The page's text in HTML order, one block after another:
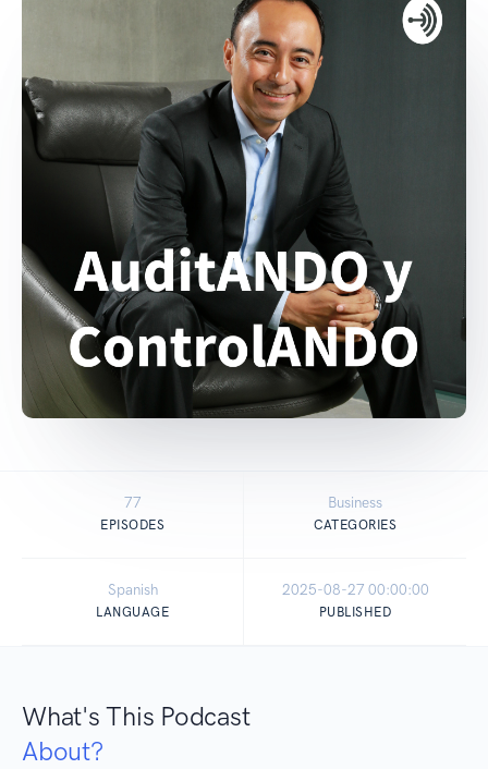
77
EPISODES
Business
CATEGORIES
Spanish
LANGUAGE
2025-08-27 00:00:00
PUBLISHED
What's This Podcast
About?